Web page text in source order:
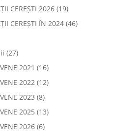
CEREȘTI 2026(19)
CEREȘTI ÎN 2024(46)
(27)
2021 (16)
2022(12)
2023 (8)
2025(13)
2026(6)